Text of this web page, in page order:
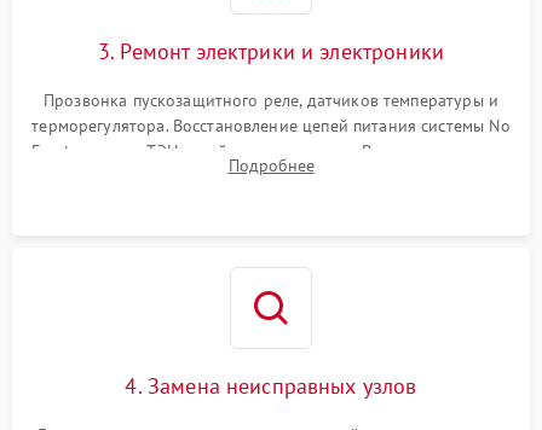
3. Ремонт электрики и электроники
Прозвонка пускозащитного реле, датчиков температуры и
терморегулятора. Восстановление цепей питания системы No
Frost, включая ТЭН оттайки и вентилятор. Ремонт или замена
платы управления при сбоях алгоритмов.
Подробнее
4. Замена неисправных узлов